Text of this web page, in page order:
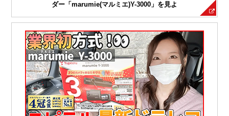
ダー「marumie(マルミエ)Y-3000」を見よ